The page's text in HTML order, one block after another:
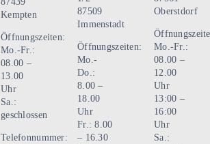
gewählt
werden
Kempten
Öffnungszeiten:
Mo.-Fr.:
08.00 –
13.00
Uhr
Sa.:
geschlossen
Telefonnummer:
87509
Immenstadt
Öffnungszeiten:
Mo.-
Do.:
8.00 –
18.00
Uhr
Fr.: 8.00
– 16.30
Oberstdorf
Mo.-Fr.:
08.00 –
12.00
Uhr
13:00 –
16:00
Uhr
Sa.: